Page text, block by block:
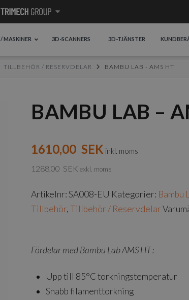
MASKINER 3D-SCANNERS 3D-TJÄNSTER
TILLBEHÖR / RESERVDELAR BAMBU LAB - AMS HT
BAMBU LAB –
1610,00 SEK inkl. moms
1288,00 SEK exkl. moms
Artikelnr:SA008-EU Kategorier: Bambu
Tillbehör,Tillbehör / Reservdelar
Fördelar med Bambu Lab AMS HT :
Upp till 85°C torkningstemperatur
Snabb filamenttorkning